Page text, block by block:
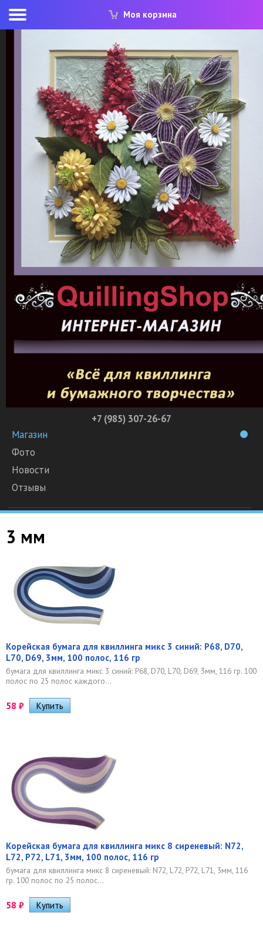
Моя корзина
+7 (985) 307-26-67
Магазин
Фото
Новости
Отзывы
3 мм
Корейская бумага для квиллинга микс 3 синий: P68, D70,
L70, D69, 3мм, 100 полос, 116 гр
бумага для квиллинга микс 3 синий: P68, D70, L70, D69, 3мм, 116 гр. 100
полос по 25 полос каждого...
58 ₽
Корейская бумага для квиллинга микс 8 сиреневый: N72,
L72, P72, L71, 3мм, 100 полос, 116 гр
бумага для квиллинга микс 8 сиреневый: N72, L72, P72, L71, 3мм, 116
гр. 100 полос по 25 полос...
58 ₽